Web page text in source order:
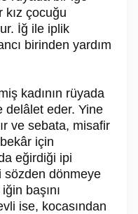
kız çocuğu
İğ ile iplik
birinden yardım
kadının rüyada
delâlet eder. Yine
ve sebata, misafir
için
eğirdiği ipi
sözden dönmeye
başını
ise, kocasından